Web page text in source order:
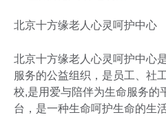
北京十方缘老人心灵呵护中心
北京十方缘老人心灵呵护中心
服务的公益组织，是员工、社
校,是用爱与陪伴为生命服务的
台，是一种生命呵护生命的生活